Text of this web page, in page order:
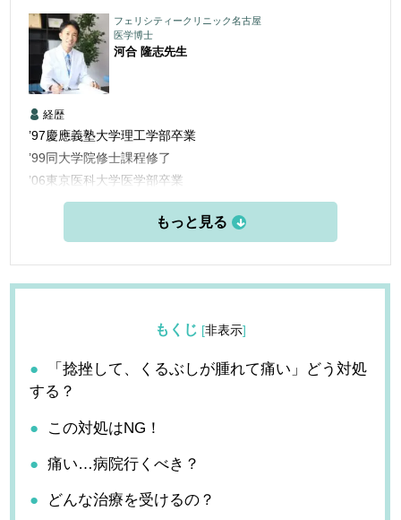
フェリシティークリニック名古屋
医学博士
河合 隆志先生
経歴
’97慶應義塾大学理工学部卒業
’99同大学院修士課程修了
’06東京医科大学医学部卒業
’06三楽病院臨床研修医
’08三楽病院整形外科他勤務
’13愛知医科大学学際的痛みセンター勤務
’15米国ペインマネジメント＆アンチエイジングセンター他研
’16フェリシティークリニック名古屋 開設
もくじ [非表示]
「捻挫して、くるぶしが腫れて痛い」どう対処
する？
この対処はNG！
痛い…病院行くべき？
どんな治療を受けるの？